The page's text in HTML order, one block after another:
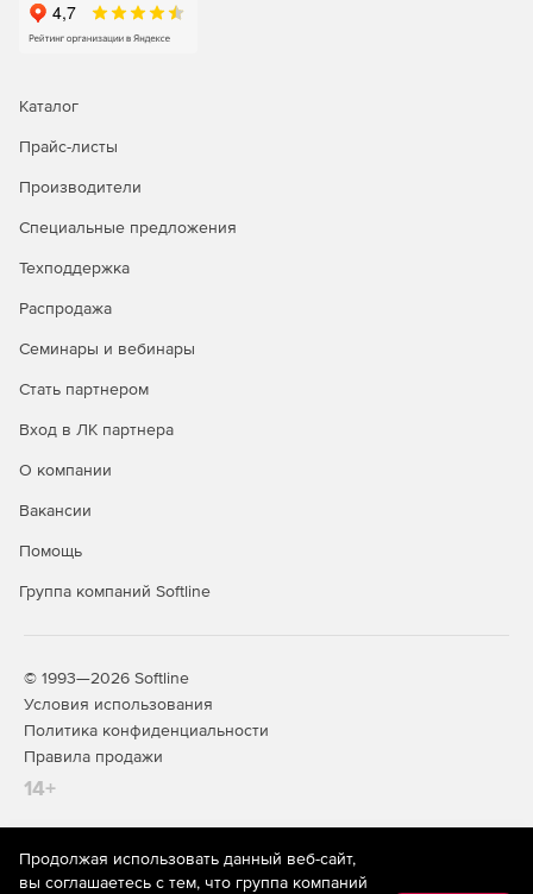
предоставляется через виртуальный компонент,
подключаемый ко всем виртуальным машинам и
могут легко применяться к разным группам
высокую видимость событий и выполненных заданий
для физических и виртуальных машин.
Интеграция:
Поддержка VMware vMotion – непрерывная защита
при перемещении рабочей нагрузки с одного хоста
защита автоматически следует за нагрузкой, а
Интеграция с VMware vCenter – сбор информации о
машин и релевантные параметры. При
защита развертывается автоматически.
Каталог
Прайс-листы
Производители
Специальные предложения
Техподдержка
Распродажа
Семинары и вебинары
Стать партнером
Вход в ЛК партнера
О компании
Вакансии
Помощь
Группа компаний Softline
© 1993—2026 Softline
Условия использования
Политика конфиденциальности
Правила продажи
14+
На информационном ресурсе store.softline.ru применяются
Продолжая использовать данный веб-сайт,
вы соглашаетесь с тем, что группа компаний